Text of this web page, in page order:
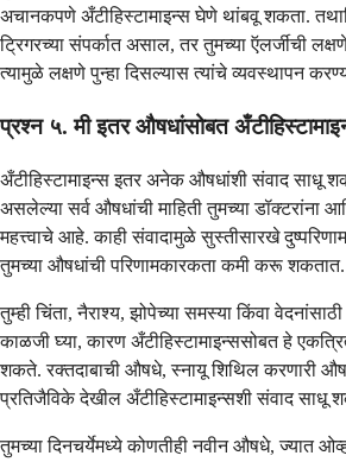
अचानकपणे अँटीहिस्टामाइन्स घेणे थांबवू शकता.
ट्रिगरच्या संपर्कात असाल, तर तुमच्या ऍलर्जीची
त्यामुळे लक्षणे पुन्हा दिसल्यास त्यांचे व्यवस्थापन
प्रश्न ५. मी इतर औषधांसोबत
अँटीहिस्टामाइन्स इतर अनेक औषधांशी संवाद साधू
असलेल्या सर्व औषधांची माहिती तुमच्या डॉक्टरांना
महत्त्वाचे आहे. काही संवादामुळे सुस्तीसारखे
तुमच्या औषधांची परिणामकारकता कमी करू शकतात.
तुम्ही चिंता, नैराश्य, झोपेच्या समस्या किंवा
काळजी घ्या, कारण अँटीहिस्टामाइन्ससोबत हे
शकते. रक्तदाबाची औषधे, स्नायू शिथिल करणारी
प्रतिजैविके देखील अँटीहिस्टामाइन्सशी संवाद साधू
तुमच्या दिनचर्येमध्ये कोणतीही नवीन औषधे, ज्यात